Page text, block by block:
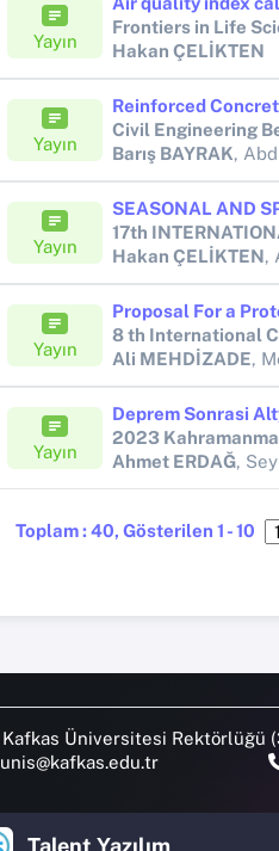
Yayın
Frontiers in Life
Hakan ÇELİKTEN
Yayın
Civil Engineering
Barış BAYRAK,
Yayın
Hakan ÇELİKTEN,
Yayın
Ali MEHDİZADE,
Yayın
2023
Ahmet ERDAĞ,
Toplam : 40, Gösterilen 1 - 10
Kafkas Üniversitesi Rektörlüğü
unis@kafkas.edu.tr
Talent Yazılım